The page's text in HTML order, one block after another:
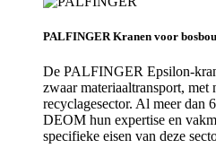
PALFINGER Kranen voor
De PALFINGER Epsilon-
zwaar materiaaltransport, met
recyclagesector. Al meer dan
DEOM hun expertise en
specifieke eisen van deze